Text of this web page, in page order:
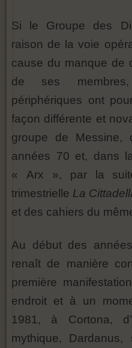
Si le Groupe des
raison de la voie
cause du manque de
de ses
périphériques ont
façon différente et
groupe de
années 70 et, dans
« Arx », par la
trimestrielle La
et des cahiers du
Au début des
renaît de manière
première
endroit et à un
1981, à Cortona,
mythique,